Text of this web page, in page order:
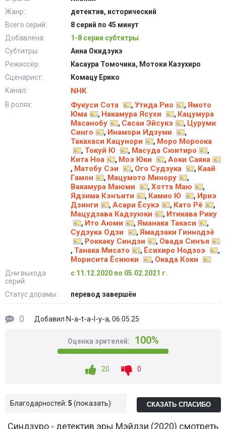
Жанр:
детектив, исторический
Всего серий:
8 серий по 45 минут
Добавлена:
1-8 серия субтитры
Субтитры:
Анна Окидзукэ
Режиссёр:
Касаура Томочика, Мотоки Казухиро
Сценарист:
Комацу Ерико
Канал:
NHK
В ролях: Фукуси Сота , Утида Рио , Ямото
Юма
, Накамура Ясухи , Кацумура
Масанобу
, Сасаи Эйсукэ , Цуруми
Синго
, Инамори Идзуми ,
Такахаси Кацунори , Моро Мороока
, Токуй Ю , Масуда Сюитиро ,
Кита Ноа , Моэ Юки , Аоки Саяка
, Матобу Сэи , Ого Судзука , Каай
Гамон
, Мацумото Минору ,
Вакамура Маюми , Хотта Маю ,
Ядзима Кэнъити , Камио Ю , Ириэ
Дзинги
, Асари Ёсукэ , Като Рё ,
Мацудзава Кадзуюки , Итикава Рику
, Ито Аюми , Яманака Такаси ,
Судзука Одзи , Ямадзаки Гиннодзё
, Роккаку Синдзи , Овада Синъя
, Танака Мисато , Ёсихиро Нодзоэ ,
Морисита Ёсиюки , Окада Коки
Дни выхода
серий:
с 11.12.2020 по 05.02.2021 г.
Статус дорамы: перевод завершён
0 Добавил N-a-t-a-l-y-a, 06.05.25
Оценка зрителей: 100%
20 0
Благодарностей: 5 показать СКАЗАТЬ СПАСИБО
Синдзуро - детектив эры Мэйдзи (2020) смотреть